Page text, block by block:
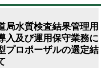
局水質検査結果管理用
入及び運用保守業務に
プロポーザルの選定結